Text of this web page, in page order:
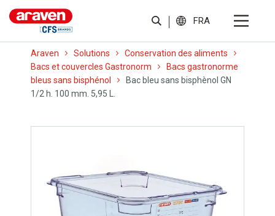
FRA
Araven Solutions
Conservation des aliments
Bacs et couvercles Gastronorm
Bacs gastronorme
bleus sans bisphénol
Bac bleu sans bisphènol GN
1/2 h. 100 mm. 5,95 L.